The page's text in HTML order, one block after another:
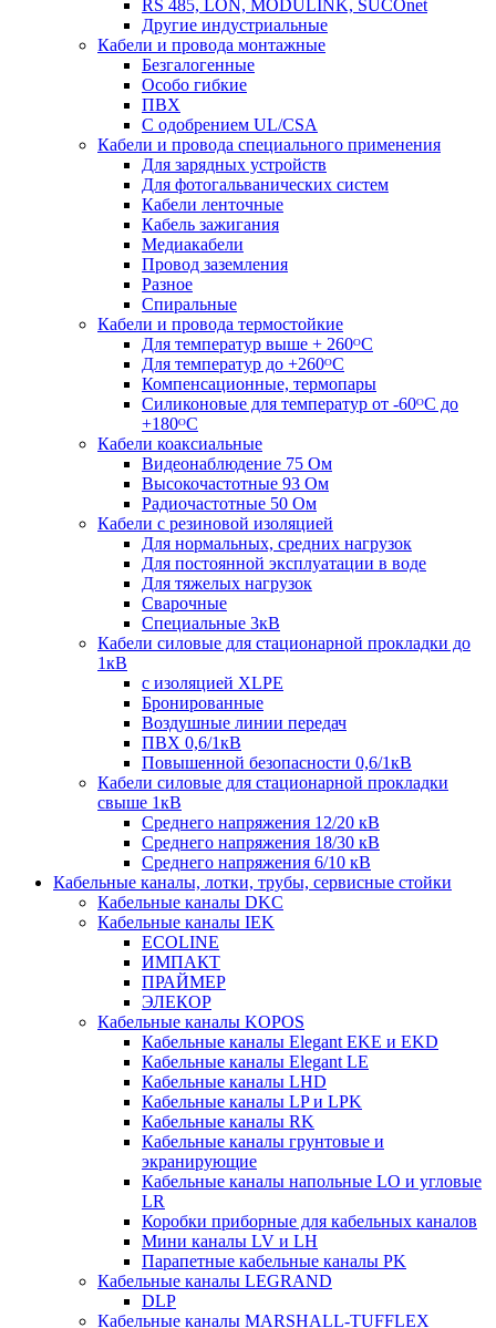
RS 485, LON, MODULINK, SUCOnet
Другие индустриальные
Кабели и провода монтажные
Безгалогенные
Особо гибкие
ПВХ
С одобрением UL/CSA
Кабели и провода специального применения
Для зарядных устройств
Для фотогальванических систем
Кабели ленточные
Кабель зажигания
Медиакабели
Провод заземления
Разное
Спиральные
Кабели и провода термостойкие
Для температур выше + 260ᴼС
Для температур до +260ᴼС
Компенсационные, термопары
Силиконовые для температур от -60ᴼC до
+180ᴼС
Кабели коаксиальные
Видеонаблюдение 75 Ом
Высокочастотные 93 Ом
Радиочастотные 50 Ом
Кабели с резиновой изоляцией
Для нормальных, средних нагрузок
Для постоянной эксплуатации в воде
Для тяжелых нагрузок
Сварочные
Специальные 3кВ
Кабели силовые для стационарной прокладки до
1кВ
c изоляцией XLPE
Бронированные
Воздушные линии передач
ПВХ 0,6/1кВ
Повышенной безопасности 0,6/1кВ
Кабели силовые для стационарной прокладки
свыше 1кВ
Среднего напряжения 12/20 кВ
Среднего напряжения 18/30 кВ
Среднего напряжения 6/10 кВ
Кабельные каналы, лотки, трубы, сервисные стойки
Кабельные каналы DKC
Кабельные каналы IEK
ECOLINE
ИМПАКТ
ПРАЙМЕР
ЭЛЕКОР
Кабельные каналы KOPOS
Кабельные каналы Elegant EKE и EKD
Кабельные каналы Elegant LE
Кабельные каналы LHD
Кабельные каналы LP и LPK
Кабельные каналы RK
Кабельные каналы грунтовые и
экранирующие
Кабельные каналы напольные LO и угловые
LR
Коробки приборные для кабельных каналов
Мини каналы LV и LH
Парапетные кабельные каналы PK
Кабельные каналы LEGRAND
DLP
Кабельные каналы MARSHALL-TUFFLEX